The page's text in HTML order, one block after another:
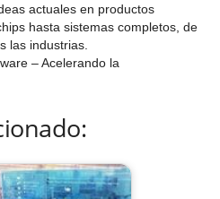
actuales en productos
hasta sistemas completos, de
las industrias.
– Acelerando la